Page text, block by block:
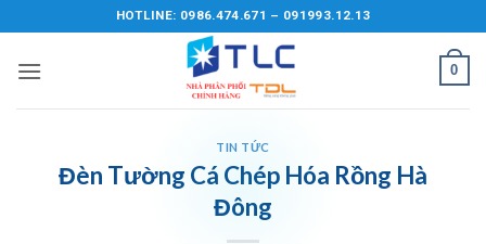
qua
nội
HOTLINE: 0986.474.671 – 091993.12.13
0
TIN TỨC
Đèn Tường Cá Chép Hóa Rồng Hà
Đông